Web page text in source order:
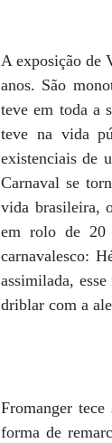
A exposição de
anos. São
teve em toda a
teve na vida
existenciais de
Carnaval se
vida brasileira,
em rolo de 20
carnavalesco:
assimilada,
driblar com a
Fromanger
forma de